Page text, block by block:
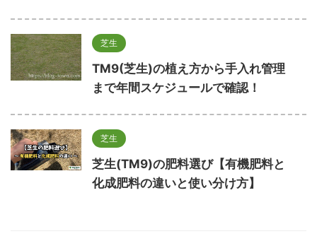
芝生
TM9(芝生)の植え方から手入れ管理
まで年間スケジュールで確認！
芝生
芝生(TM9)の肥料選び【有機肥料と
化成肥料の違いと使い分け方】